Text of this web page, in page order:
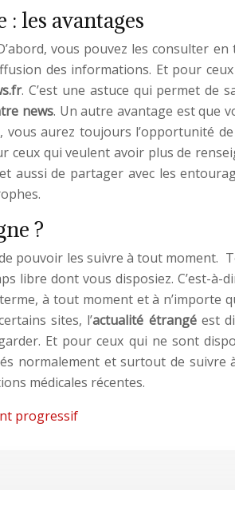
les avantages
vous pouvez les consulter
des informations. Et pour
. C’est une astuce qui permet de
news. Un autre avantage est que
vous aurez toujours l’opportunité
qui veulent avoir plus de
aussi de partager avec les
?
pouvoir les suivre à tout moment.
libre dont vous disposiez. C’est-
à tout moment et à
sites, l’actualité étrangé est
Et pour ceux qui ne sont
normalement et surtout de suivre
médicales récentes.
progressif